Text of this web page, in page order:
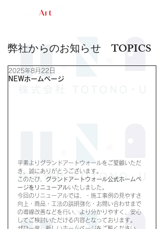
弊社からのお知らせ TOPICS
NEWホームページ
2025年8月22日
平素よりグランドアートウォールをご愛顧いただ
き、誠にありがとうございます。
このたび、 グランドアートウォール公式ホームペ
ージをリニューアルいたしました。
今回のリニューアルでは、・施工事例の見やすさ
向上・商品・工法の説明強化・お問い合わせまで
の導線改善などを行い、より分かりやすく、安心
してご検討いただける内容となっております。